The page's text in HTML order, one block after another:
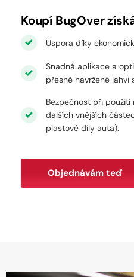
Koupí BugOver
Úspora díky
Snadná aplikace a
přesně navržené lahvi
Bezpečnost při
dalších vnějších
plastové díly auta).
Objednávám teď